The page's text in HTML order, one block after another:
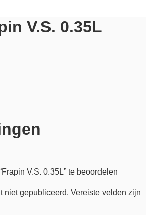
V.S. 0.35L
V.S. 0.35L” te beoordelen
niet gepubliceerd. Vereiste velden zijn